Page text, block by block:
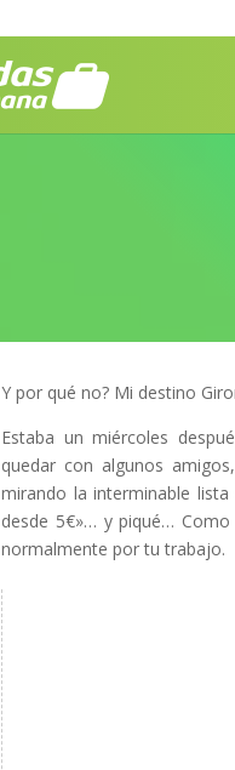
Y por qué no? Mi destino
Estaba un miércoles
quedar con algunos
mirando la interminable
desde 5€»… y piqué… Como
normalmente por tu trabajo.